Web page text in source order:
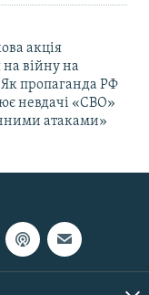
акція
на війну на
пропаганда РФ
невдачі «СВО»
атаками»